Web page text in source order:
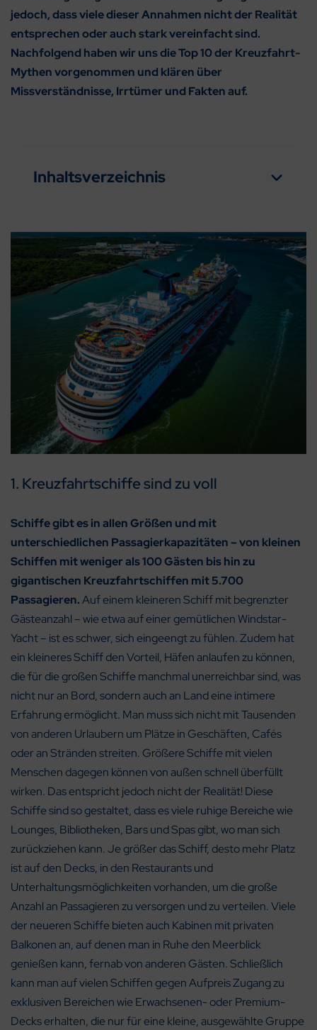
jedoch, dass viele dieser Annahmen nicht der Realität
entsprechen oder auch stark vereinfacht sind.
Nachfolgend haben wir uns die Top 10 der Kreuzfahrt-
Mythen vorgenommen und klären über
Missverständnisse, Irrtümer und Fakten auf.
Inhaltsverzeichnis
1. Kreuzfahrtschiffe sind zu voll
Schiffe gibt es in allen Größen und mit
unterschiedlichen Passagierkapazitäten – von kleinen
Schiffen mit weniger als 100 Gästen bis hin zu
gigantischen Kreuzfahrtschiffen mit 5.700
Passagieren.Auf einem kleineren Schiff mit begrenzter
Gästeanzahl – wie etwa auf einer gemütlichen Windstar-
Yacht – ist es schwer, sich eingeengt zu fühlen. Zudem hat
ein kleineres Schiff den Vorteil, Häfen anlaufen zu können,
die für die großen Schiffe manchmal unerreichbar sind, was
nicht nur an Bord, sondern auch an Land eine intimere
Erfahrung ermöglicht. Man muss sich nicht mit Tausenden
von anderen Urlaubern um Plätze in Geschäften, Cafés
oder an Stränden streiten. Größere Schiffe mit vielen
Menschen dagegen können von außen schnell überfüllt
wirken. Das entspricht jedoch nicht der Realität! Diese
Schiffe sind so gestaltet, dass es viele ruhige Bereiche wie
Lounges, Bibliotheken, Bars und Spas gibt, wo man sich
zurückziehen kann. Je größer das Schiff, desto mehr Platz
ist auf den Decks, in den Restaurants und
Unterhaltungsmöglichkeiten vorhanden, um die große
Anzahl an Passagieren zu versorgen und zu verteilen. Viele
der neueren Schiffe bieten auch Kabinen mit privaten
Balkonen an, auf denen man in Ruhe den Meerblick
genießen kann, fernab von anderen Gästen. Schließlich
kann man auf vielen Schiffen gegen Aufpreis Zugang zu
exklusiven Bereichen wie Erwachsenen- oder Premium-
Decks erhalten, die nur für eine kleine, ausgewählte Gruppe